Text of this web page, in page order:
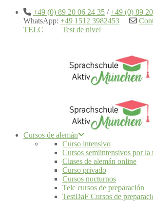
+49 (0) 89 20 06 24 35 /+49 (0) 89
WhatsApp: +49 1512 3982453
TELC
Test de nivel
Cursos de alemán
Curso intensivo
Cursos semiintensivos por la
Clases de alemán online
Curso privado
Cursos nocturnos
Telc cursos de preparación
TestDaF Cursos de